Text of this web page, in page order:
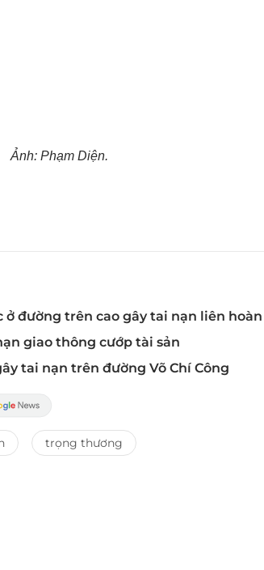
Ảnh: Phạm Diện.
ở đường trên cao gây tai nạn liên hoàn
giao thông cướp tài sản
tai nạn trên đường Võ Chí Công
trọng thương